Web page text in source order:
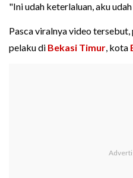
"Ini udah keterlaluan, aku
Pasca viralnya video
pelaku di Bekasi Timur, kota